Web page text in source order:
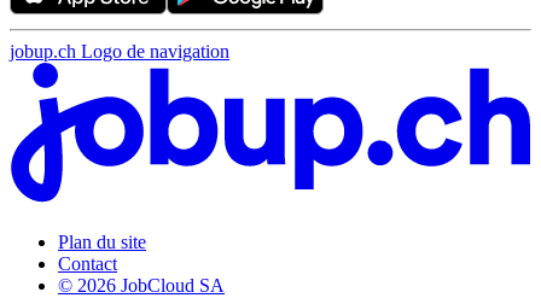
jobup.ch Logo de navigation
Plan du site
Contact
© 2026 JobCloud SA